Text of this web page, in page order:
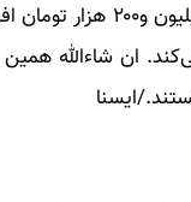
هزار تومان به ۵۰۰ تا ۶۰۰ هزار
ان شاءالله
ایسنا